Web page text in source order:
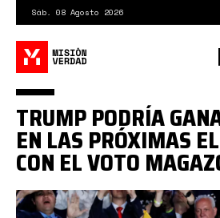
contenido
principal
Sáb. 08 Agosto 2026
TRUMP PODRÍA
EN LAS PRÓXIMAS
CON EL VOTO